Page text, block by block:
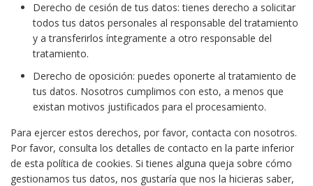
Derecho de cesión de tus datos: tienes derecho a solicitar
todos tus datos personales al responsable del tratamiento
y a transferirlos íntegramente a otro responsable del
tratamiento.
Derecho de oposición: puedes oponerte al tratamiento de
tus datos. Nosotros cumplimos con esto, a menos que
existan motivos justificados para el procesamiento.
Para ejercer estos derechos, por favor, contacta con nosotros.
Por favor, consulta los detalles de contacto en la parte inferior
de esta política de cookies. Si tienes alguna queja sobre cómo
gestionamos tus datos, nos gustaría que nos la hicieras saber,